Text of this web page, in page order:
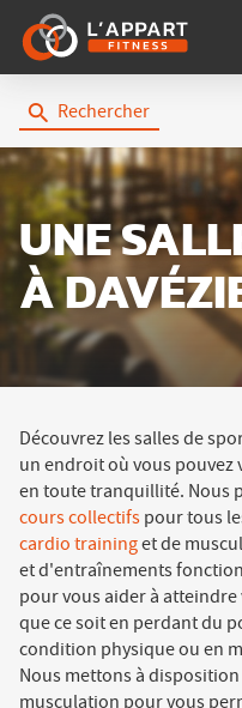
Rechercher
UNE
À
Découvrez les salles de
un endroit où vous pouvez
en toute tranquillité. Nous
cours collectifs pour tous
cardio traininget de
et d'entraînements
pour vous aider à
que ce soit en perdant du
condition physique ou en
Nous mettons à
musculation pour vous